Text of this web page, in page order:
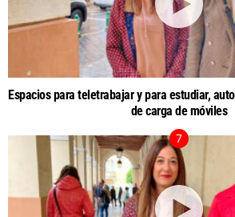
Espacios para teletrabajar y para estudiar,
de carga de móviles